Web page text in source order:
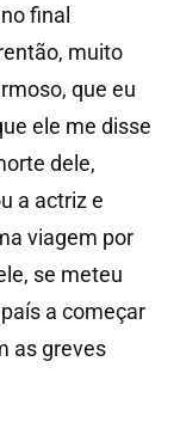
final
muito
que eu
ele me disse
dele,
a actriz e
viagem por
se meteu
a começar
as greves